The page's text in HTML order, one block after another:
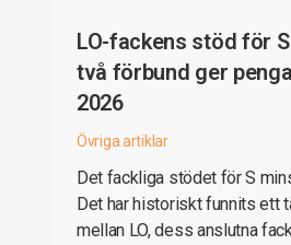
LO-fackens stöd för
två förbund ger
2026
Övriga artiklar
Det fackliga stödet för S
Det har historiskt funnits ett
mellan LO, dess anslutna